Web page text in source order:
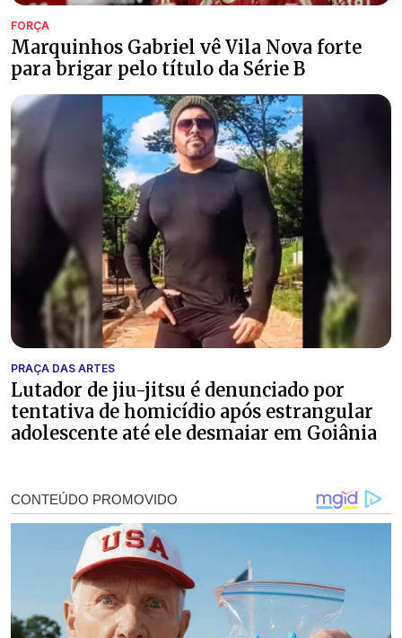
FORÇA
Marquinhos Gabriel vê Vila Nova forte
para brigar pelo título da Série B
PRAÇA DAS ARTES
Lutador de jiu-jitsu é denunciado por
tentativa de homicídio após estrangular
adolescente até ele desmaiar em Goiânia